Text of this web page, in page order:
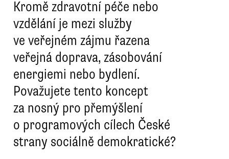
Kromě zdravotní péče nebo
vzdělání je mezi služby
ve veřejném zájmu řazena
veřejná doprava, zásobování
energiemi nebo bydlení.
Považujete tento koncept
za nosný pro přemýšlení
o programových cílech České
strany sociálně demokratické?